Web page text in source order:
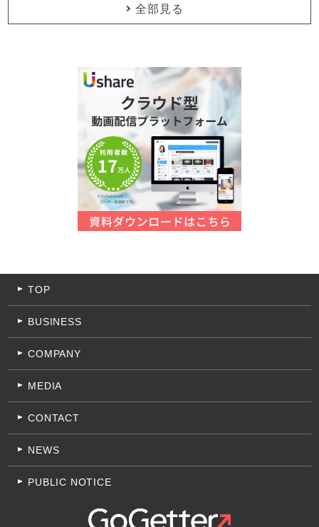
全部見る
TOP
BUSINESS
COMPANY
MEDIA
CONTACT
NEWS
PUBLIC NOTICE